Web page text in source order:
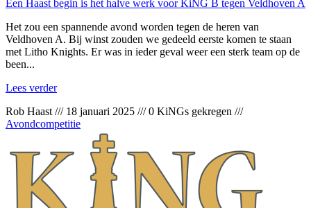
Een Haast begin is het halve werk voor KiNG B tegen Veldhoven A
Het zou een spannende avond worden tegen de heren van
Veldhoven A. Bij winst zouden we gedeeld eerste komen te staan
met Litho Knights. Er was in ieder geval weer een sterk team op de
been...
Lees verder
Rob Haast /// 18 januari 2025 ///0 KiNGs gekregen ///
Avondcompetitie